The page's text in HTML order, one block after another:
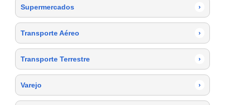
Supermercados ›
Transporte Aéreo ›
Transporte Terrestre ›
Varejo ›